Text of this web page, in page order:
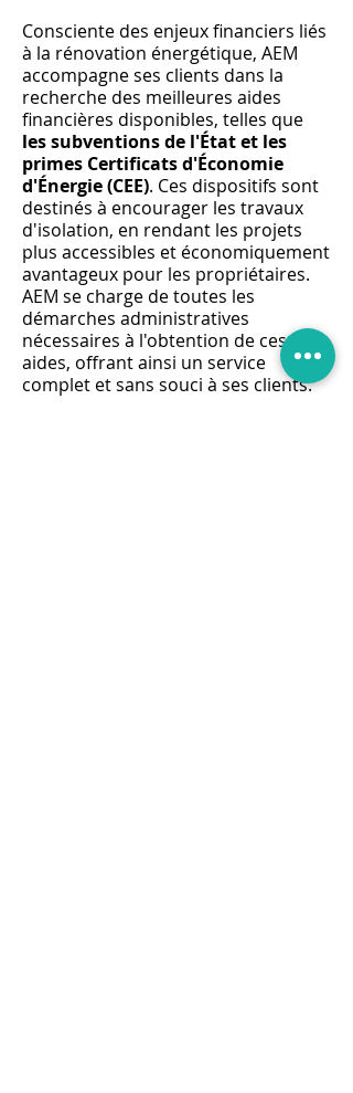
Consciente des enjeux financiers liés
à la rénovation énergétique, AEM
accompagne ses clients dans la
recherche des meilleures aides
financières disponibles, telles que
les subventions de l'État et les
primes Certificats d'Économie
d'Énergie (CEE). Ces dispositifs sont
destinés à encourager les travaux
d'isolation, en rendant les projets
plus accessibles et économiquement
avantageux pour les propriétaires.
AEM se charge de toutes les
démarches administratives
nécessaires à l'obtention de ces
aides, offrant ainsi un service
complet et sans souci à ses clients.